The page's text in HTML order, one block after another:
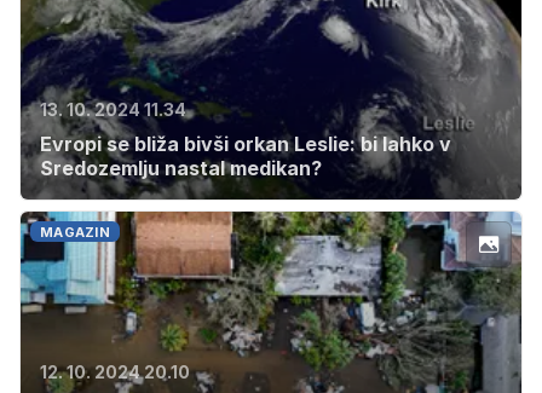
13. 10. 2024 11.34
Evropi se bliža bivši orkan Leslie: bi lahko v
Sredozemlju nastal medikan?
MAGAZIN
12. 10. 2024 20.10